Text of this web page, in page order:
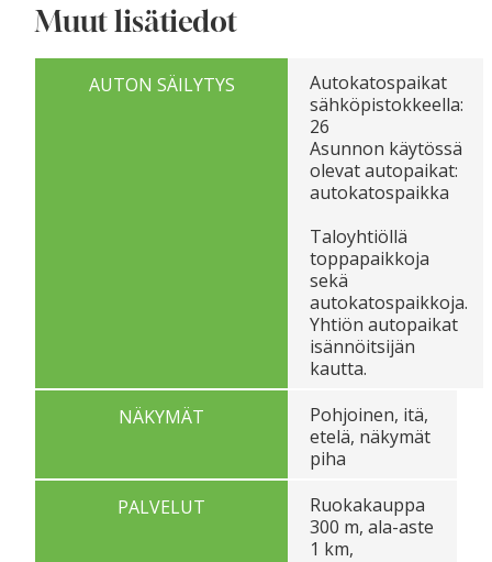
Muut lisätiedot
AUTON SÄILYTYS
Autokatospaikat
sähköpistokkeella:
26
Asunnon käytössä
olevat autopaikat:
autokatospaikka
Taloyhtiöllä
toppapaikkoja
sekä
autokatospaikkoja.
Yhtiön autopaikat
isännöitsijän
kautta.
NÄKYMÄT
Pohjoinen, itä,
etelä, näkymät
piha
PALVELUT
Ruokakauppa
300 m, ala-aste
1 km,